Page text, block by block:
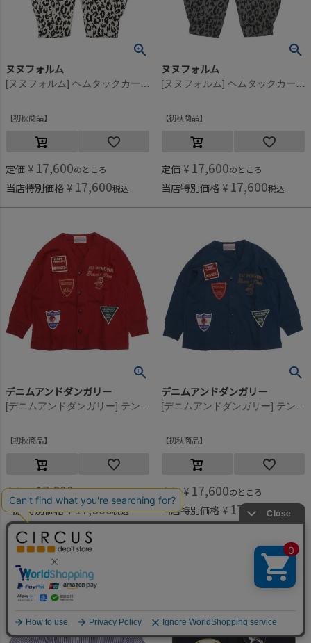
ヌヌフォルム
初秋商品
定価 ¥ 17,600のところ
当店特別価格 ¥ 17,600税込
ヌヌフォルム
初秋商品
定価 ¥ 17,600のところ
当店特別価格 ¥ 17,600税込
デニムアンドダンガリー
初秋商品
定価 ¥17,600のところ
当店特別価格 ¥17,600税込
デニムアンドダンガリー
初秋商品
定価 ¥ 17,600のところ
当店特別価格 ¥ 17,600税込
何かお探しですか？